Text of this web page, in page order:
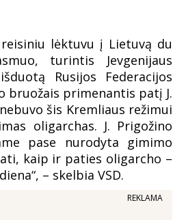
lėktuvu į Lietuvą du
turintis Jevgenijaus
Rusijos Federacijos
bruožais primenantis patį J.
šis Kremliaus režimui
oligarchas. J. Prigožino
pase nurodyta gimimo
kaip ir paties oligarcho –
– skelbia VSD.
REKLAMA